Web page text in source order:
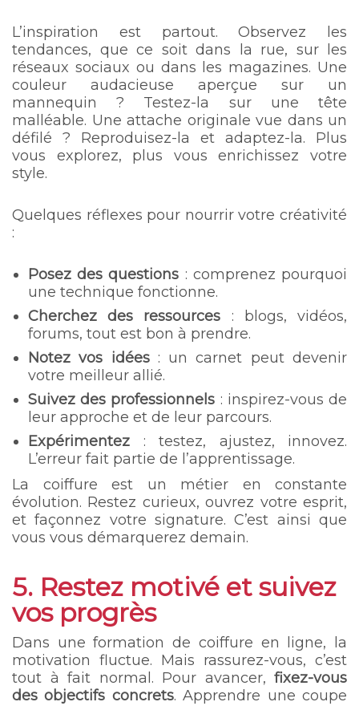
L’inspiration est partout. Observez les
tendances, que ce soit dans la rue, sur les
réseaux sociaux ou dans les magazines. Une
couleur audacieuse aperçue sur un
mannequin ? Testez-la sur une tête
malléable. Une attache originale vue dans un
défilé ? Reproduisez-la et adaptez-la. Plus
vous explorez, plus vous enrichissez votre
style.
Quelques réflexes pour nourrir votre créativité
:
Posez des questions : comprenez pourquoi
une technique fonctionne.
Cherchez des ressources : blogs, vidéos,
forums, tout est bon à prendre.
Notez vos idées: un carnet peut devenir
votre meilleur allié.
Suivez des professionnels : inspirez-vous de
leur approche et de leur parcours.
Expérimentez : testez, ajustez, innovez.
L’erreur fait partie de l’apprentissage.
La coiffure est un métier en constante
évolution. Restez curieux, ouvrez votre esprit,
et façonnez votre signature. C’est ainsi que
vous vous démarquerez demain.
5. Restez motivé et suivez
vos progrès
Dans une formation de coiffure en ligne, la
motivation fluctue. Mais rassurez-vous, c’est
tout à fait normal. Pour avancer, fixez-vous
des objectifs concrets. Apprendre une coupe